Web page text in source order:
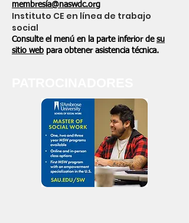
membresía@naswdc.org
Instituto CE en línea de trabajo
social
Consulte el menú en la parte inferior de su
sitio web para obtener asistencia técnica.